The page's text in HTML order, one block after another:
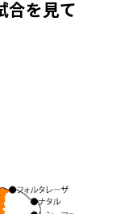
合を見て